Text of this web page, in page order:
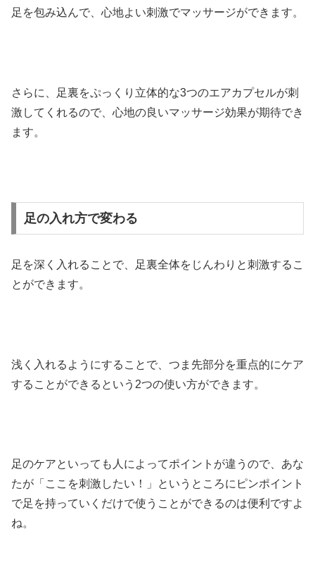
足を包み込んで、心地よい刺激でマッサージができます。
さらに、足裏をぷっくり立体的な3つのエアカプセルが刺
激してくれるので、心地の良いマッサージ効果が期待でき
ます。
足の入れ方で変わる
足を深く入れることで、足裏全体をじんわりと刺激するこ
とができます。
浅く入れるようにすることで、つま先部分を重点的にケア
することができるという2つの使い方ができます。
足のケアといっても人によってポイントが違うので、あな
たが「ここを刺激したい！」というところにピンポイント
で足を持っていくだけで使うことができるのは便利ですよ
ね。